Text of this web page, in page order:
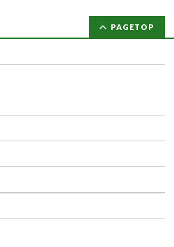
PAGETOP